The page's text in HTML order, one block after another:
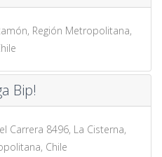
Región Metropolitana,
Bip!
Carrera 8496, La Cisterna,
Chile